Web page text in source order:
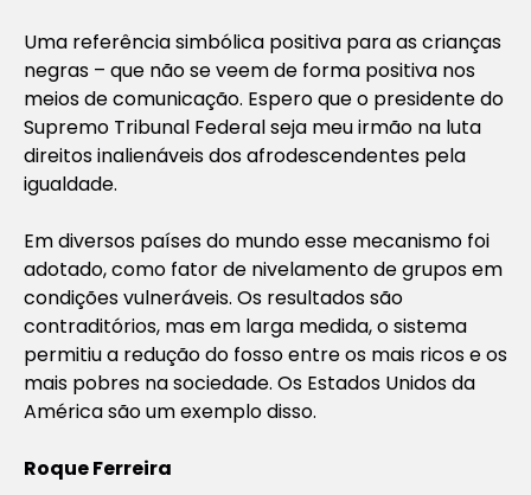
Uma referência simbólica positiva para as crianças
negras – que não se veem de forma positiva nos
meios de comunicação. Espero que o presidente do
Supremo Tribunal Federal seja meu irmão na luta
direitos inalienáveis dos afrodescendentes pela
igualdade.
Em diversos países do mundo esse mecanismo foi
adotado, como fator de nivelamento de grupos em
condições vulneráveis. Os resultados são
contraditórios, mas em larga medida, o sistema
permitiu a redução do fosso entre os mais ricos e os
mais pobres na sociedade. Os Estados Unidos da
América são um exemplo disso.
Roque Ferreira